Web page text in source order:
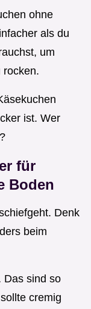
ohne
als du
um
rocken.
ist. Wer
für
Boden
Denk
beim
Das sind so
cremig